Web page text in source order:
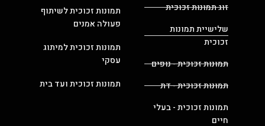
זוג תמונות זכוכית
שלישיית תמונות
זכוכית
תמונות זכוכית - נופים
תמונות זכוכית - דת
תמונות זכוכית - בעלי
חיים
תמונות זכוכית לשיתוף
פעולה אמנים
תמונות זכוכית למיתוג
עסקי
תמונות זכוכית ועד בית